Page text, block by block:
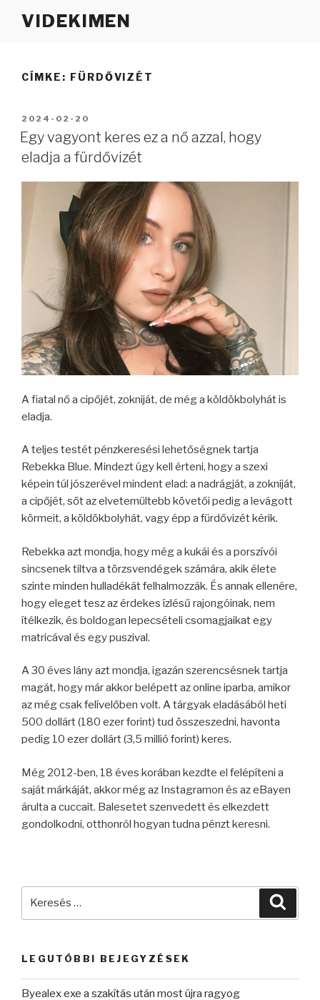
VIDEKIMEN
CÍMKE: FÜRDŐVIZÉT
BEKÜLDVE:
2024-02-20
Egy vagyont keres ez a nő azzal, hogy
eladja a fürdővizét
A fiatal nő a cipőjét, zokniját, de még a köldökbolyhát is
eladja.
A teljes testét pénzkeresési lehetőségnek tartja
Rebekka Blue. Mindezt úgy kell érteni, hogy a szexi
képein túl jószerével mindent elad: a nadrágját, a zokniját,
a cipőjét, sőt az elvetemültebb követői pedig a levágott
körmeit, a köldökbolyhát, vagy épp a fürdővizét kérik.
Rebekka azt mondja, hogy még a kukái és a porszívói
sincsenek tiltva a törzsvendégek számára, akik élete
szinte minden hulladékát felhalmozzák. És annak ellenére,
hogy eleget tesz az érdekes ízlésű rajongóinak, nem
ítélkezik, és boldogan lepecsételi csomagjaikat egy
matricával és egy puszival.
A 30 éves lány azt mondja, igazán szerencsésnek tartja
magát, hogy már akkor belépett az online iparba, amikor
az még csak felívelőben volt. A tárgyak eladásából heti
500 dollárt (180 ezer forint) tud összeszedni, havonta
pedig 10 ezer dollárt (3,5 millió forint) keres.
Még 2012-ben, 18 éves korában kezdte el felépíteni a
saját márkáját, akkor még az Instagramon és az eBayen
árulta a cuccait. Balesetet szenvedett és elkezdett
gondolkodni, otthonról hogyan tudna pénzt keresni.
LEGUTÓBBI BEJEGYZÉSEK
Byealex exe a szakítás után most újra ragyog